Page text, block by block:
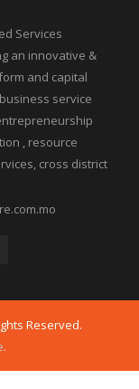
Services
an innovative &
and capital
service
, resource
cross district
Reserved.
.